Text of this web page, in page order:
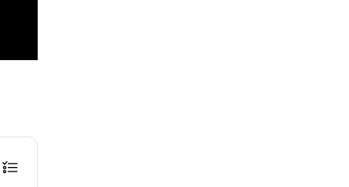
명이며, 최소 출발 인원 미달 시 출발 1일 전에 이메일을 통해 투어 취소를 안내드립니다. 일